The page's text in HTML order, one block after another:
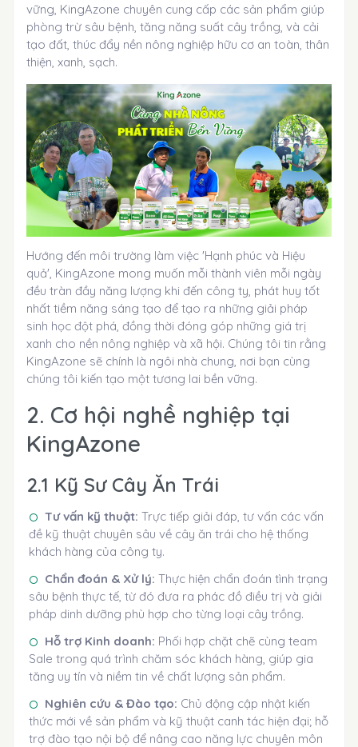
vững, KingAzone chuyên cung cấp các sản phẩm giúp
phòng trừ sâu bệnh, tăng năng suất cây trồng, và cải
tạo đất, thúc đẩy nền nông nghiệp hữu cơ an toàn, thân
thiện, xanh, sạch.
Hướng đến môi trường làm việc 'Hạnh phúc và Hiệu
quả', KingAzone mong muốn mỗi thành viên mỗi ngày
đều tràn đầy năng lượng khi đến công ty, phát huy tốt
nhất tiềm năng sáng tạo để tạo ra những giải pháp
sinh học đột phá, đồng thời đóng góp những giá trị
xanh cho nền nông nghiệp và xã hội. Chúng tôi tin rằng
KingAzone sẽ chính là ngôi nhà chung, nơi bạn cùng
chúng tôi kiến tạo một tương lai bền vững.
2. Cơ hội nghề nghiệp tại
KingAzone
2.1 Kỹ Sư Cây Ăn Trái
Tư vấn kỹ thuật: Trực tiếp giải đáp, tư vấn các vấn
đề kỹ thuật chuyên sâu về cây ăn trái cho hệ thống
khách hàng của công ty.
Chẩn đoán & Xử lý: Thực hiện chẩn đoán tình trạng
sâu bệnh thực tế, từ đó đưa ra phác đồ điều trị và giải
pháp dinh dưỡng phù hợp cho từng loại cây trồng.
Hỗ trợ Kinh doanh: Phối hợp chặt chẽ cùng team
Sale trong quá trình chăm sóc khách hàng, giúp gia
tăng uy tín và niềm tin về chất lượng sản phẩm.
Nghiên cứu & Đào tạo: Chủ động cập nhật kiến
thức mới về sản phẩm và kỹ thuật canh tác hiện đại; hỗ
trợ đào tạo nội bộ để nâng cao năng lực chuyên môn